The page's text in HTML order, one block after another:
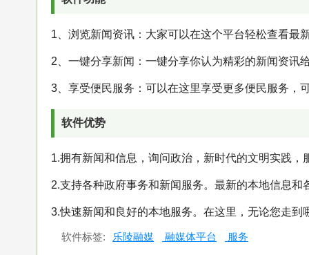
1、浏览新闻资讯：大家可以在这个平台轻松查看最
2、一键分享新闻：一键分享你认为精彩的新闻资讯
3、享受便民服务：可以在这里享受更多便民服务，
软件优势
1.拥有新闻和信息，询问政治，新时代的文明实践
2.支持各种政府事务和新闻服务。最新的本地信息和
3.快速新闻和良好的本地服务。在这里，无论您走到
软件标签: 乐陵融媒 融媒体平台 服务